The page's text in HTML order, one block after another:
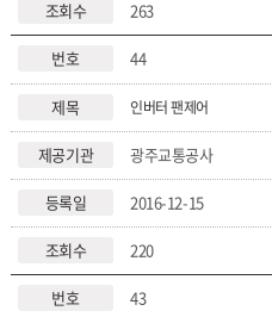
263
44
인버터 팬제어
광주교통공사
2016-12-15
220
43